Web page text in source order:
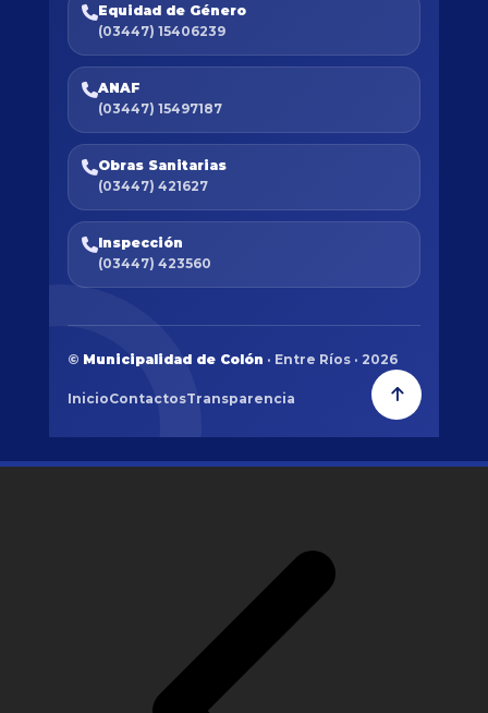
Equidad de Género
(03447) 15406239
ANAF
(03447) 15497187
Obras Sanitarias
(03447) 421627
Inspección
(03447) 423560
© Municipalidad de Colón · Entre Ríos · 2026
InicioContactosTransparencia